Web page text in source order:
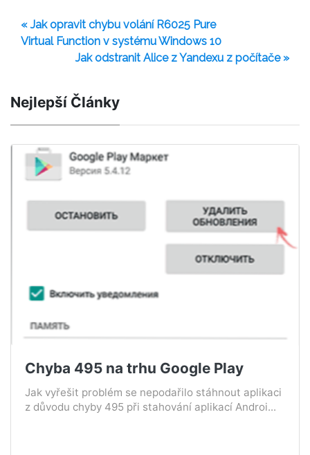
« Jak opravit chybu volání R6025 Pure
Virtual Function v systému Windows 10
Jak odstranit Alice z Yandexu z počítače »
Nejlepší Články
Chyba 495 na trhu Google Play
Jak vyřešit problém se nepodařilo stáhnout aplikaci
z důvodu chyby 495 při stahování aplikací Androi...